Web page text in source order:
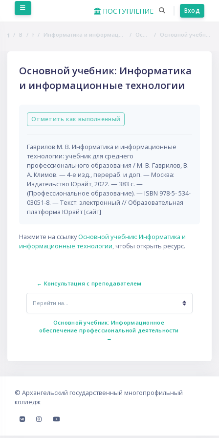
Перейти к основному содержанию
ПОСТУПЛЕНИЕ Вход
В начало Курсы Информатика и информационно-коммуникационные технологии в профессиональной деятельности Основная литература Основной учебник: Информатика и информационные технологии
Основной учебник: Информатика
и информационные технологии
Отметить как выполненный
Гаврилов М. В. Информатика и информационные
технологии: учебник для среднего
профессионального образования / М. В. Гаврилов, В.
А. Климов. — 4-е изд., перераб. и доп. — Москва:
Издательство Юрайт, 2022. — 383 с. —
(Профессиональное образование). — ISBN 978-5- 534-
03051-8. — Текст: электронный // Образовательная
платформа Юрайт [сайт]
Нажмите на ссылкуОсновной учебник: Информатика и
информационные технологии, чтобы открыть ресурс.
← Консультация с преподавателем
Перейти на...
Основной учебник: Информационное
обеспечение профессиональной деятельности
→
© Архангельский государственный многопрофильный
колледж